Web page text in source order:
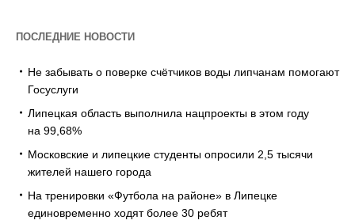
ПОСЛЕДНИЕ НОВОСТИ
Не забывать о поверке счётчиков воды липчанам помогают
Госуслуги
Липецкая область выполнила нацпроекты в этом году
на 99,68%
Московские и липецкие студенты опросили 2,5 тысячи
жителей нашего города
На тренировки «Футбола на районе» в Липецке
единовременно ходят более 30 ребят